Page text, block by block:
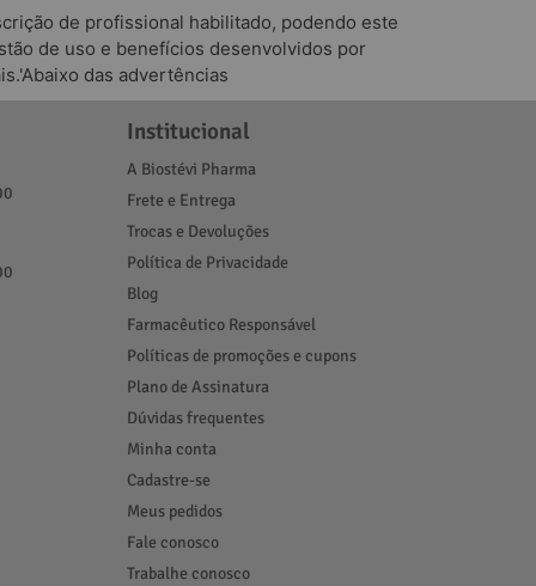
de profissional habilitado, podendo este
de uso e benefícios desenvolvidos por
das advertências
Institucional
A Biostévi Pharma
Frete e Entrega
Trocas e Devoluções
Política de Privacidade
Blog
Farmacêutico Responsável
Políticas de promoções e cupons
Plano de Assinatura
Dúvidas frequentes
Minha conta
Cadastre-se
Meus pedidos
Fale conosco
Trabalhe conosco